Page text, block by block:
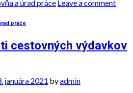
a úrad práce Leave a comment
práce
cestovných výdavkov
januára 2021 byadmin